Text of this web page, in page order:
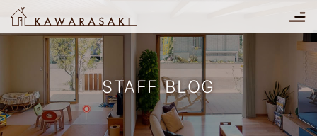
STAFF BLOG